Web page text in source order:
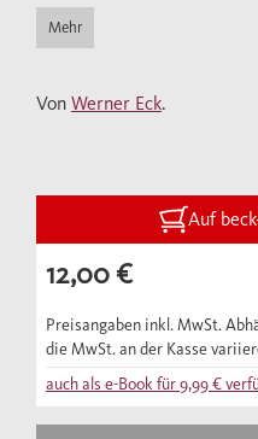
Friedensfürst
Band werden seine
wie sein Wirken als
Kaiserreichs.
Mehr
Von Werner Eck.
Auf
12,00 €
Preisangaben inkl. MwSt.
die MwSt. an der Kasse
auch als e-Book für9,99 €